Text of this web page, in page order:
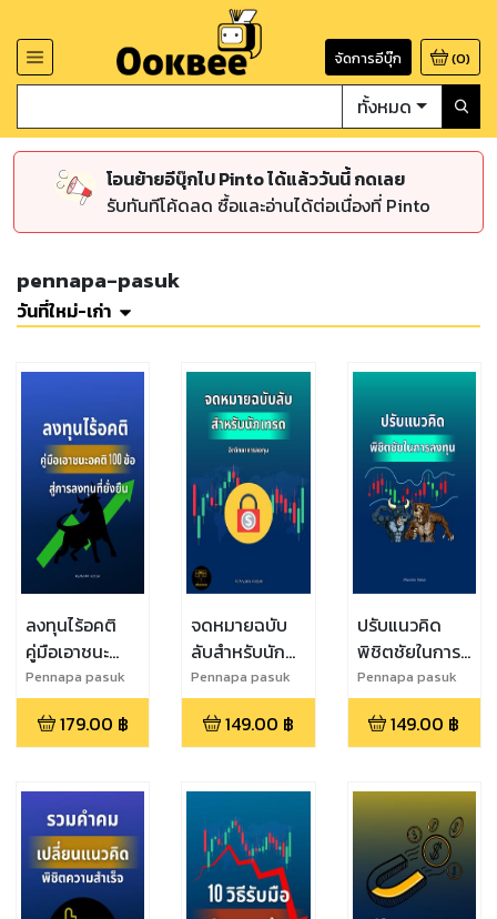
จัดการอีบุ๊ก (0)
ทั้งหมด
โอนย้ายอีบุ๊กไป Pinto ได้แล้ววันนี้ กดเลย
รับทันทีโค้ดลด ซื้อและอ่านได้ต่อเนื่องที่ Pinto
pennapa-pasuk
วันที่ใหม่-เก่า
ลงทุนไร้อคติ
คู่มือเอาชนะ
อคติ 100 ข้อ สู่
การลงทุนที่
ยั่งยืน
Pennapa pasuk
179.00 ฿
จดหมายฉบับ
ลับสำหรับนัก
เทรด
Pennapa pasuk
149.00 ฿
ปรับแนวคิด
พิชิตชัยในการ
ลงทุน
Pennapa pasuk
149.00 ฿